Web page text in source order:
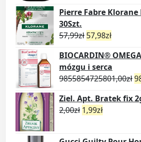
Pierre Fabre
30Szt.
57,99zł 57,98zł
BIOCARDIN®
mózgu i serca
9855854725801,00zł
Ziel. Apt. Bratek fix
2,00zł 1,99zł